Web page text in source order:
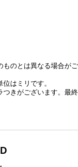
のとは異なる場合がご
はミリです。
きがございます。最終